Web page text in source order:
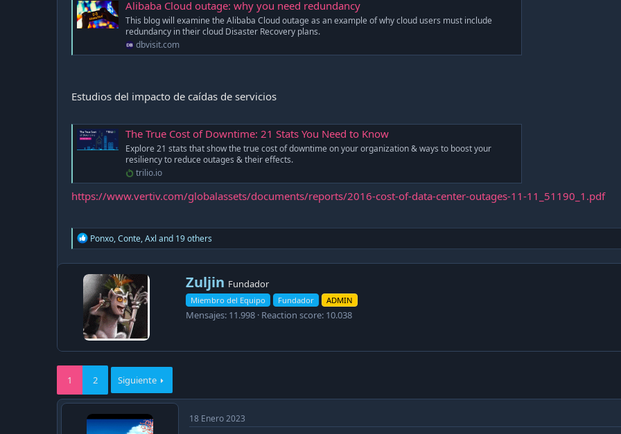
Alibaba Cloud outage: why you need redundancy
This blog will examine the Alibaba Cloud outage as an example of why cloud users must include
redundancy in their cloud Disaster Recovery plans.
dbvisit.com
Estudios del impacto de caídas de servicios
The True Cost of Downtime: 21 Stats You Need to Know
Explore 21 stats that show the true cost of downtime on your organization & ways to boost your
resiliency to reduce outages & their effects.
trilio.io
https://www.vertiv.com/globalassets/documents/reports/2016-cost-of-data-center-outages-11-11_51190_1.pdf
R
e
t
i
o
n
:
Ponxo,Conte,Axl and 19 others
W
r
i
t
n
Zuljin Fundador
Miembro del Equipo Fundador ADMIN
Mensajes 11.998 Reaction score 10.038
1 2 Siguiente
18 Enero 2023